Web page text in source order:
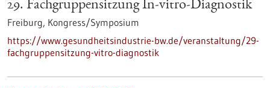
29. Fachgruppensitzung In-vitro-Diagnostik
Freiburg, Kongress/Symposium
https://www.gesundheitsindustrie-bw.de/veranstaltung/29-
fachgruppensitzung-vitro-diagnostik